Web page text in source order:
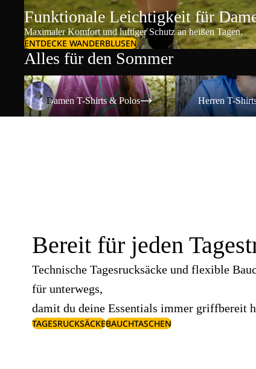
Funktionale Leichtigkeit für
Maximaler Komfort und luftiger Schutz an heißen Tagen.
ENTDECKE WANDERBLUSEN
Alles für den Sommer
Damen T-Shirts & Polos
Damen T-Shirts & Polos
Herren T-Shirts &
Herren T-
Bereit für jeden
Technische Tagesrucksäcke und flexible
für unterwegs,
damit du deine Essentials immer griffbereit
TAGESRUCKSÄCKEBAUCHTASCHEN